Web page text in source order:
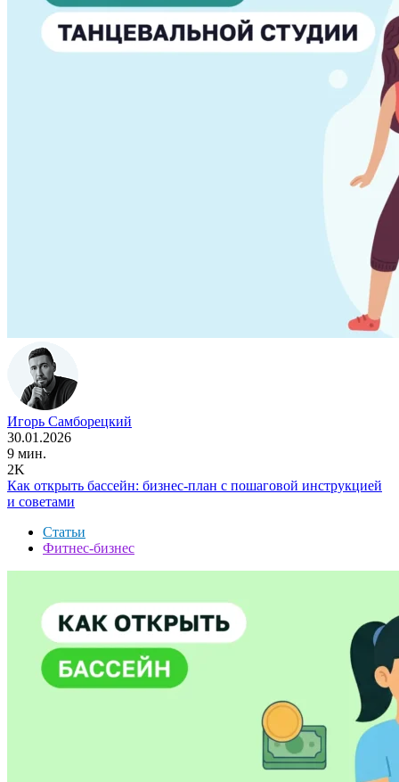
Игорь Самборецкий
30.01.2026
9 мин.
2K
Как открыть бассейн: бизнес-план с пошаговой инструкцией
и советами
Статьи
Фитнес-бизнес